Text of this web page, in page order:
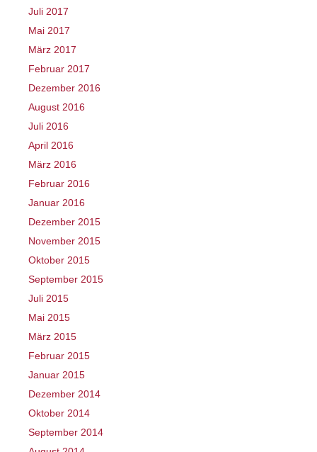
Juli 2017
Mai 2017
März 2017
Februar 2017
Dezember 2016
August 2016
Juli 2016
April 2016
März 2016
Februar 2016
Januar 2016
Dezember 2015
November 2015
Oktober 2015
September 2015
Juli 2015
Mai 2015
März 2015
Februar 2015
Januar 2015
Dezember 2014
Oktober 2014
September 2014